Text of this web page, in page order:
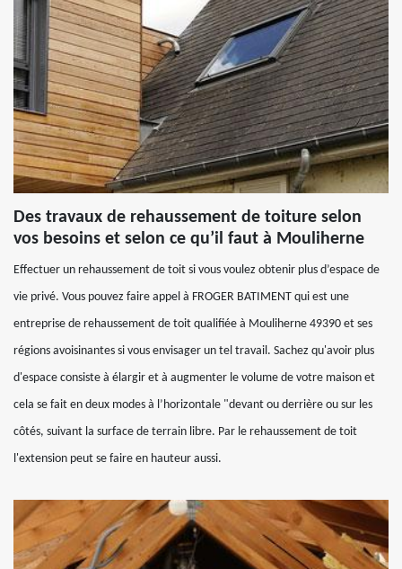
Des travaux de rehaussement de toiture selon
vos besoins et selon ce qu’il faut à Mouliherne
Effectuer un rehaussement de toit si vous voulez obtenir plus d’espace de
vie privé. Vous pouvez faire appel à FROGER BATIMENT qui est une
entreprise de rehaussement de toit qualifiée à Mouliherne 49390 et ses
régions avoisinantes si vous envisager un tel travail. Sachez qu'avoir plus
d'espace consiste à élargir et à augmenter le volume de votre maison et
cela se fait en deux modes à l’horizontale "devant ou derrière ou sur les
côtés, suivant la surface de terrain libre. Par le rehaussement de toit
l'extension peut se faire en hauteur aussi.